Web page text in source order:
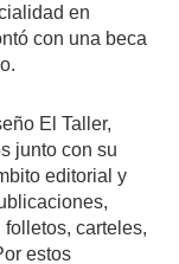
en
con una beca
El Taller,
junto con su
editorial y
carteles,
estos